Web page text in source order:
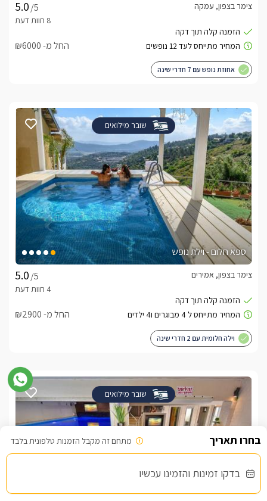
מתחם זה מקבל הזמנות טלפונית בלבד
בדקו זמינות והזמינו עכשיו
/5
צימר בצפון, עמקה
החל מ- ₪6000
אחוזת נופש עם 7 חדרי שינה
שובר מילואים
ספא חלום - וילת נופש
/5
צימר בצפון, אמירים
החל מ- ₪2900
וילה חלומית עם 2 חדרי שינה
שובר מילואים